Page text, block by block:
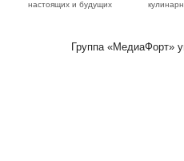
настоящих и будущих
Группа «МедиаФорт»